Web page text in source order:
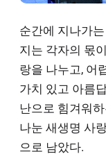
순간에 지나가
지는 각자의 몫
랑을 나누고, 어
가치 있고 아름
난으로 힘겨워
나눈 새생명 사
으로 남았다.